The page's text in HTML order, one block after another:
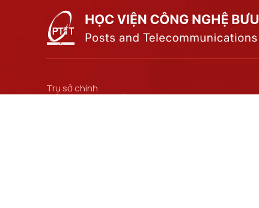
Trụ sở chính
Số 122 Hoàng Quốc Việt, phường Nghĩa Đô, thành